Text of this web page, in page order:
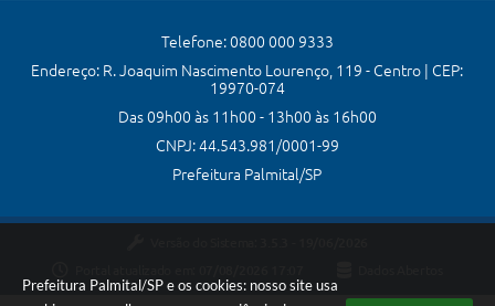
Prefeitura Palmital/SP e os cookies: nosso site usa
Telefone: 0800 000 9333
Endereço: R. Joaquim Nascimento Lourenço, 119 - Centro | CEP:
19970-074
Das 09h00 às 11h00 - 13h00 às 16h00
CNPJ: 44.543.981/0001-99
Prefeitura Palmital/SP